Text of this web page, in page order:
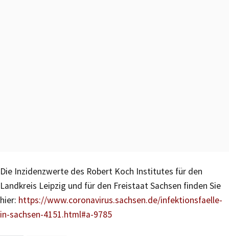
Die Inzidenzwerte des Robert Koch Institutes für den
Landkreis Leipzig und für den Freistaat Sachsen finden Sie
hier: https://www.coronavirus.sachsen.de/infektionsfaelle-
in-sachsen-4151.html#a-9785